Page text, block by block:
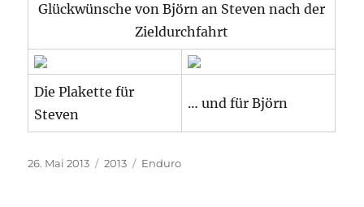
Glückwünsche von Björn an Steven nach der
Zieldurchfahrt
Die Plakette für
Steven
… und für Björn
Veröffentlicht
26. Mai 2013 Kategorien
2013 Schlagwörter
Enduro